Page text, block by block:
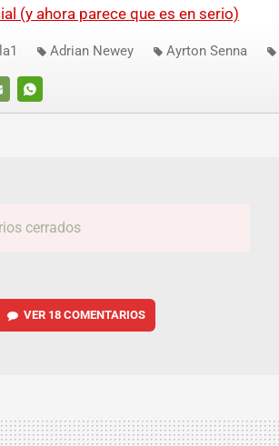
(y ahora parece que es en serio)
WHATSAPP
Adrian Newey Ayrton Senna
cerrados
VER 18 COMENTARIOS